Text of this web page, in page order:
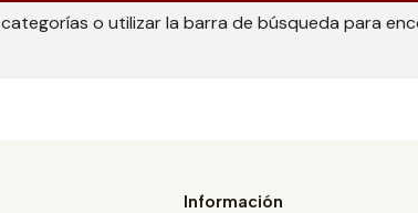
o utilizar la barra de búsqueda para
Información